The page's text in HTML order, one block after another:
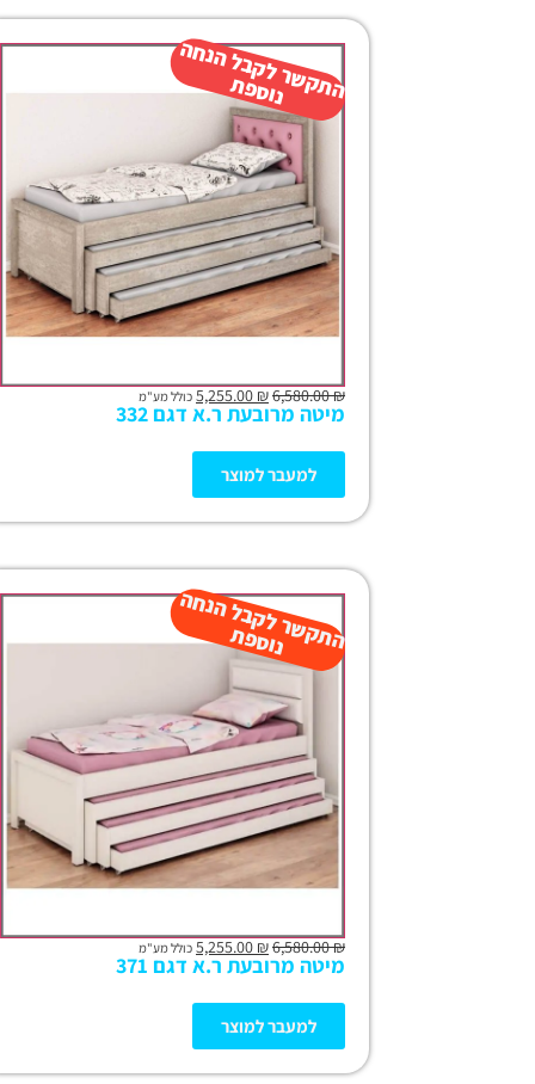
ה
ת
ק
ש
ר
ל
ק
ב
ל
הנ
ח
ה
נו
ס
פ
ת
₪
6,580.00
₪ כולל מע"מ
מיטה מרובעת ר.א דגם 332
למעבר למוצר
ה
ת
ק
ש
ר
ל
ק
ב
ל
הנ
ח
ה
נו
ס
פ
ת
₪
6,580.00
₪ כולל מע"מ
מיטה מרובעת ר.א דגם 371
למעבר למוצר